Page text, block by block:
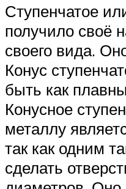
Ступенчатое
получило своё
своего вида.
Конус
быть как
Конусное
металлу
так как одним
сделать